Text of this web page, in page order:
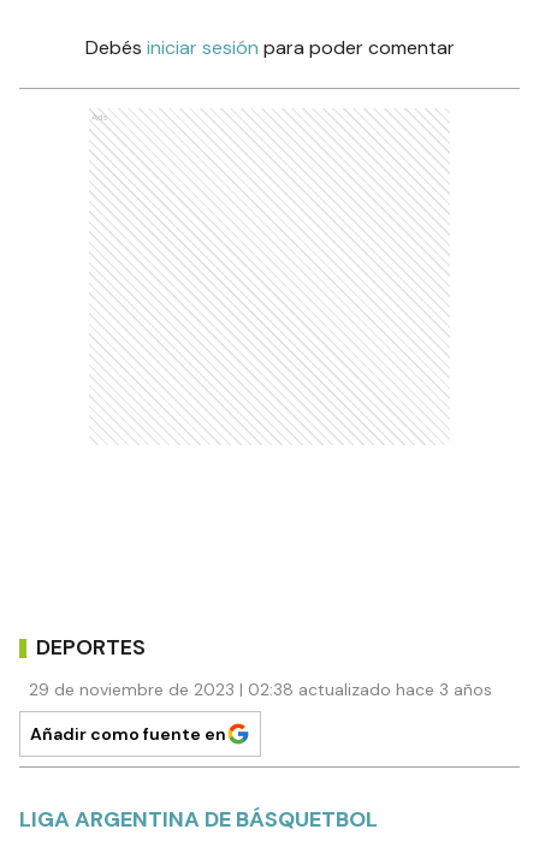
Debés iniciar sesión para poder comentar
Ads
DEPORTES
29 de noviembre de 2023 | 02:38 actualizado hace 3 años
Añadir como fuente en
LIGA ARGENTINA DE BÁSQUETBOL